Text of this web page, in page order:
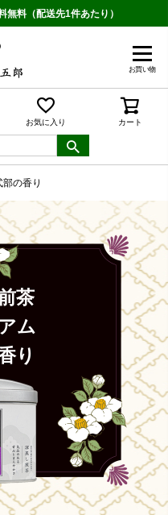
料（配送先1件あたり）
お買い物
お気に入り カート
の香り
茶
ム
り